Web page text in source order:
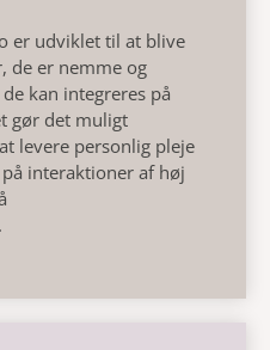
er udviklet til at blive
, de er nemme og
kan integreres på
gør det muligt
levere personlig pleje
interaktioner af høj